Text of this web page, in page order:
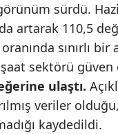
Kırklareli
Kırşehir
Kocaeli
Kütahya
sürdü.
artarak 110,5
sınırlı bir
sektörü
ulaştı.
veriler
kaydedildi.